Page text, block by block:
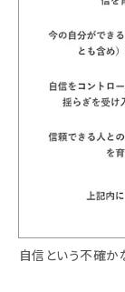
自信という不確か